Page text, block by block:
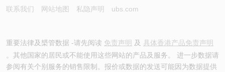
联系我们 网站地图 私隐声明 ubs.com
重要法律及槼管数据 -请先阅读 免责声明 及 具体香港产品免责声明
。其他国家的居民或不能使用这些网站的产品及服务。 进一步数据请
参阅有关个别服务的销售限制。报价或数据的发送可能因为数据提供